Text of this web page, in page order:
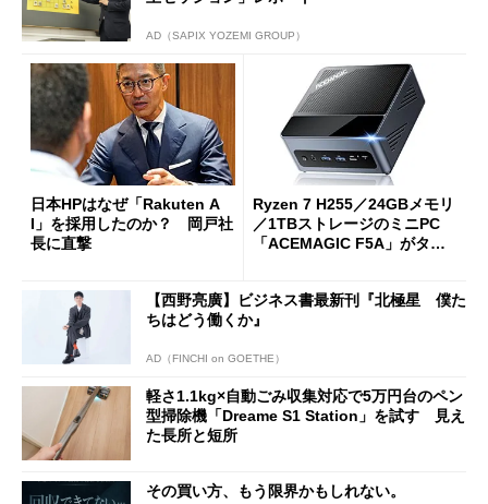
AD（SAPIX YOZEMI GROUP）
日本HPはなぜ「Rakuten A
I」を採用したのか？ 岡戸社
長に直撃
Ryzen 7 H255／24GBメモリ
／1TBストレージのミニPC
「ACEMAGIC F5A」がタイ
【西野亮廣】ビジネス書最新刊『北極星 僕た
ちはどう働くか』
AD（FINCHI on GOETHE）
軽さ1.1kg×自動ごみ収集対応で5万円台のペン
型掃除機「Dreame S1 Station」を試す 見え
た長所と短所
その買い方、もう限界かもしれない。